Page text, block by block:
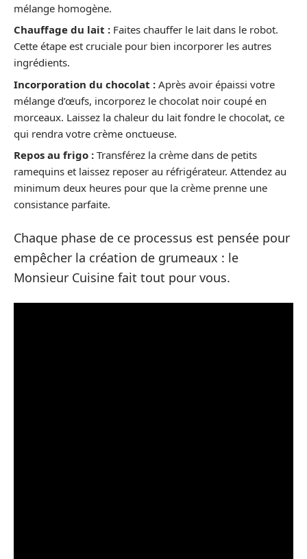
mélange homogène.
Chauffage du lait : Faites chauffer le lait dans le robot.
Cette étape est cruciale pour bien incorporer les autres
ingrédients.
Incorporation du chocolat : Après avoir épaissi votre
mélange d’œufs, incorporez le chocolat noir coupé en
morceaux. Laissez la chaleur du lait fondre le chocolat, ce
qui rendra votre crème onctueuse.
Repos au frigo : Transférez la crème dans de petits
ramequins et laissez reposer au réfrigérateur. Attendez au
minimum deux heures pour que la crème prenne une
consistance parfaite.
Chaque phase de ce processus est pensée pour
empêcher la création de grumeaux : le
Monsieur Cuisine fait tout pour vous.